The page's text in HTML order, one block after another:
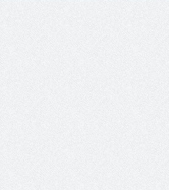
الشيخ صالح بن حسين آل سلامة
يحصل على الدكتوراة في الإدارة من